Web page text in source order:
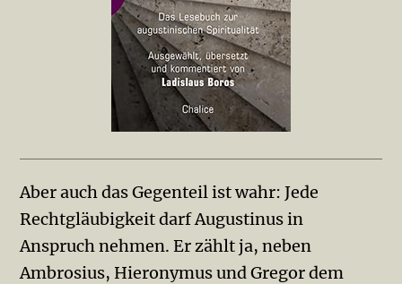
Aber auch das Gegenteil ist wahr: Jede
Rechtgläubigkeit darf Au­gustinus in
Anspruch nehmen. Er zählt ja, neben
Ambrosius, Hie­ronymus und Gregor dem